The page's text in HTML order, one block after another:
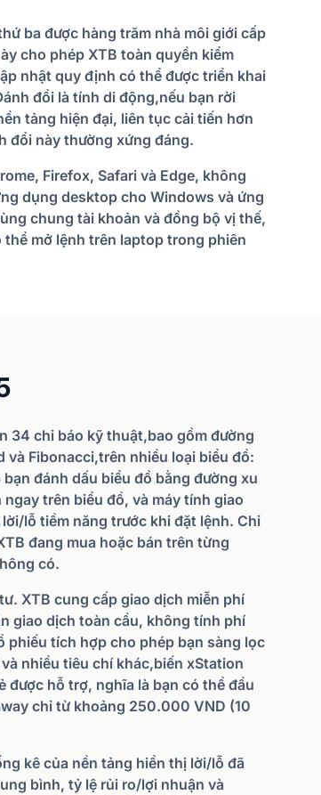
ba được hàng trăm nhà môi giới cấp
cho phép XTB toàn quyền kiểm
nhật quy định có thể được triển khai
đổi là tính di động,nếu bạn rời
tảng hiện đại, liên tục cải tiến hơn
đổi này thường xứng đáng.
Firefox, Safari và Edge, không
dụng desktop cho Windows và ứng
chung tài khoản và đồng bộ vị thế,
mở lệnh trên laptop trong phiên
34 chỉ báo kỹ thuật,bao gồm đường
và Fibonacci,trên nhiều loại biểu đồ:
đánh dấu biểu đồ bằng đường xu
trên biểu đồ, và máy tính giao
lỗ tiềm năng trước khi đặt lệnh. Chỉ
đang mua hoặc bán trên từng
có.
XTB cung cấp giao dịch miễn phí
giao dịch toàn cầu, không tính phí
phiếu tích hợp cho phép bạn sàng lọc
nhiều tiêu chí khác,biến xStation
được hỗ trợ, nghĩa là bạn có thể đầu
chỉ từ khoảng 250.000 VND (10
kê của nền tảng hiển thị lời/lỗ đã
bình, tỷ lệ rủi ro/lợi nhuận và